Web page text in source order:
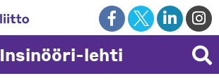
Insinööri-lehti